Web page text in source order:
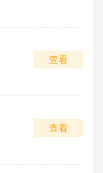
查看
查看